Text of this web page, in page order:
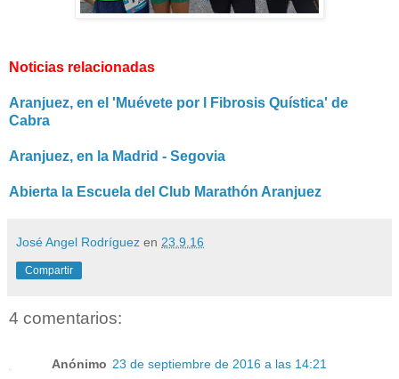
Noticias relacionadas
Aranjuez, en el 'Muévete por l Fibrosis Quística' de
Cabra
Aranjuez, en la Madrid - Segovia
Abierta la Escuela del Club Marathón Aranjuez
José Angel Rodríguez en 23.9.16
Compartir
4 comentarios:
Anónimo 23 de septiembre de 2016 a las 14:21